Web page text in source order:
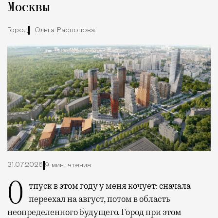
Москвы
Город Ольга Распопова
31.07.2026 9 мин. чтения
Отпуск в этом году у меня кочует: сначала переехал на август, потом в область
неопределенного будущего. Город при этом